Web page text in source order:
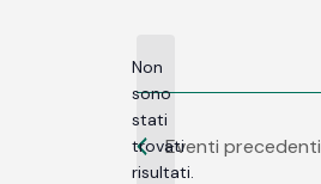
Notice
Non
sono
stati
trovati
risultati.
Eventi precedenti